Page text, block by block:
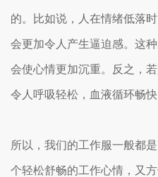
的。比如说，人在情绪低落
会更加令人产生逼迫感。这
会使心情更加沉重。反之，
令人呼吸轻松，血液循环畅快
所以，我们的工作服一般都
个轻松舒畅的工作心情，又方